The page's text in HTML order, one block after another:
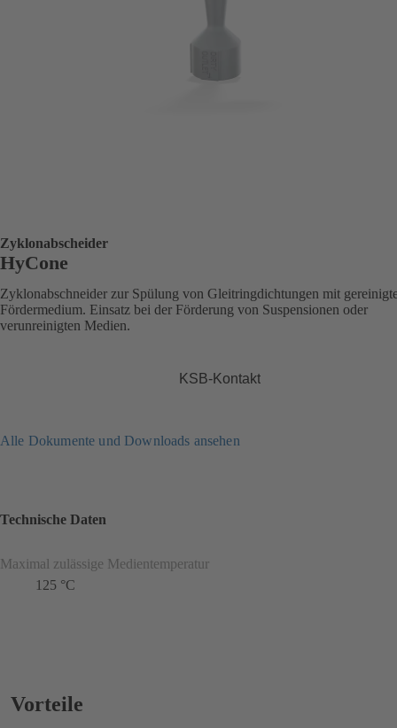
Zyklonabscheider
HyCone
Zyklonabschneider zur Spülung von Gleitringdichtungen mit
Fördermedium. Einsatz bei der Förderung von Suspensionen oder
verunreinigten Medien.
KSB-Kontakt
Alle Dokumente und Downloads ansehen
Technische Daten
Maximal zulässige Medientemperatur
125 °C
Vorteile